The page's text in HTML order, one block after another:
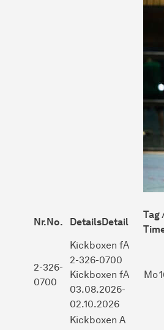
Nr.No. DetailsDetail
Tag
2-326-
0700
Kickboxen fA
2-326-0700
Kickboxen fA
03.08.2026-
02.10.2026
Mo
Kickboxen A